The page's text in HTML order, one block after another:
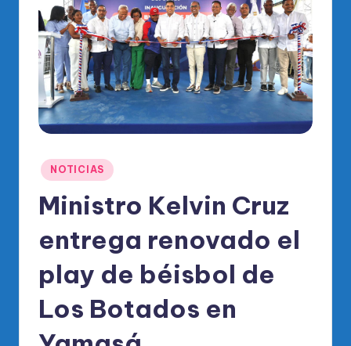
di
o
O
fi
al
el
R
Publicado
en
NOTICIAS
Ministro Kelvin Cruz
entrega renovado el
play de béisbol de
Los Botados en